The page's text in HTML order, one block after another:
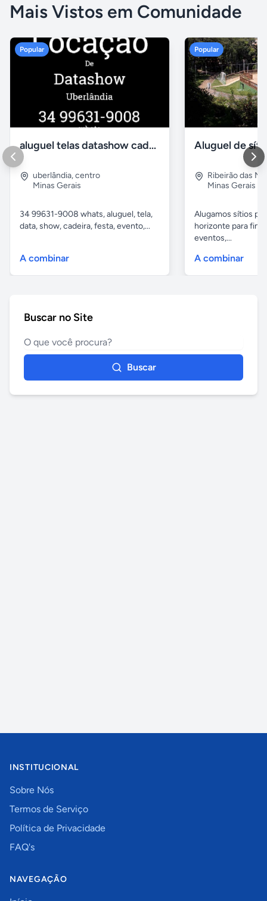
Mais Vistos em Comunidade
Popular
aluguel telas datashow cadeiras uberlândia
uberlândia,centro
Minas Gerais
34 99631-9008 whats, aluguel, tela,
data, show, cadeira, festa, evento,...
A combinar
Popular
Ribeirão das
Minas Gerais
Alugamos sítios
horizonte para
eventos,...
A combinar
Buscar no Site
Buscar
INSTITUCIONAL
Sobre Nós
Termos de Serviço
Política de Privacidade
FAQ's
NAVEGAÇÃO